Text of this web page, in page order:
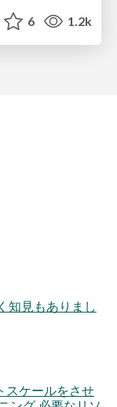
6 1.2k
知見もありまし
スケールをさせ